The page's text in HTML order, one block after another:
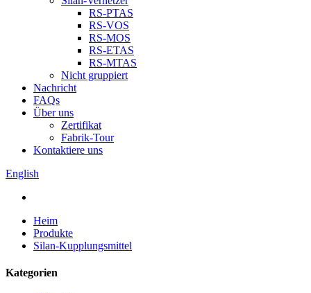
RS-PTAS
RS-VOS
RS-MOS
RS-ETAS
RS-MTAS
Nicht gruppiert
Nachricht
FAQs
Über uns
Zertifikat
Fabrik-Tour
Kontaktiere uns
English
Heim
Produkte
Silan-Kupplungsmittel
Kategorien